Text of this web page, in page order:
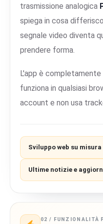
trasmissione analogica
spiega in cosa
segnale video diventa
prendere forma.
L'app è
funziona in qualsiasi
account e non usa
Sviluppo web su misura
Ultime notizie e
02 / FUNZIONALITÀ